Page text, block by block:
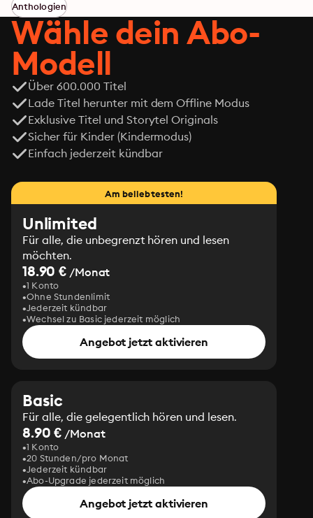
Anthologien
Wähle dein Abo-
Modell
Über 600.000 Titel
Lade Titel herunter mit dem Offline Modus
Exklusive Titel und Storytel Originals
Sicher für Kinder (Kindermodus)
Einfach jederzeit kündbar
Am beliebtesten!
Unlimited
Für alle, die unbegrenzt hören und lesen
möchten.
18.90 € /Monat
1 Konto
Ohne Stundenlimit
Jederzeit kündbar
Wechsel zu Basic jederzeit möglich
Angebot jetzt aktivieren
Basic
Für alle, die gelegentlich hören und lesen.
8.90 € /Monat
1 Konto
20 Stunden/pro Monat
Jederzeit kündbar
Abo-Upgrade jederzeit möglich
Angebot jetzt aktivieren